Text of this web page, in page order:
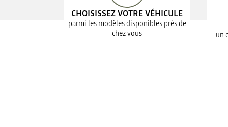
CHOISISSEZ VOTRE VÉHICULE
parmi les modèles disponibles près de
chez vous
un